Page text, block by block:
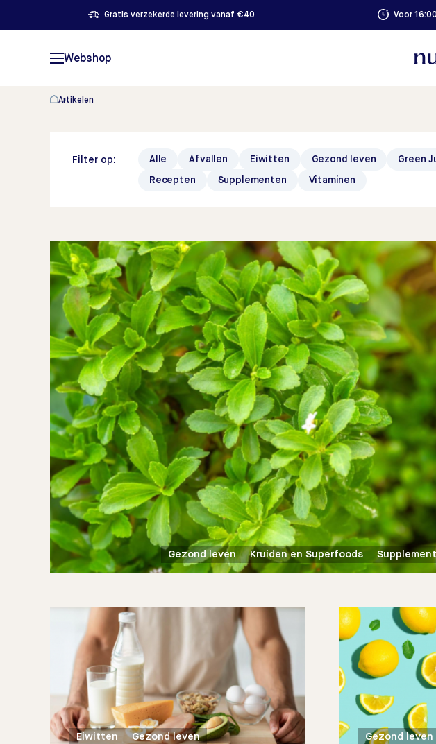
Gratis verzekerde levering vanaf €40 Voor
Webshop
Artikelen
Filter op: Alle Afvallen Eiwitten Gezond leven Green
Recepten Supplementen Vitaminen
Gezond leven Kruiden en Superfoods
Eiwitten
Gezond leven
Gezond leven